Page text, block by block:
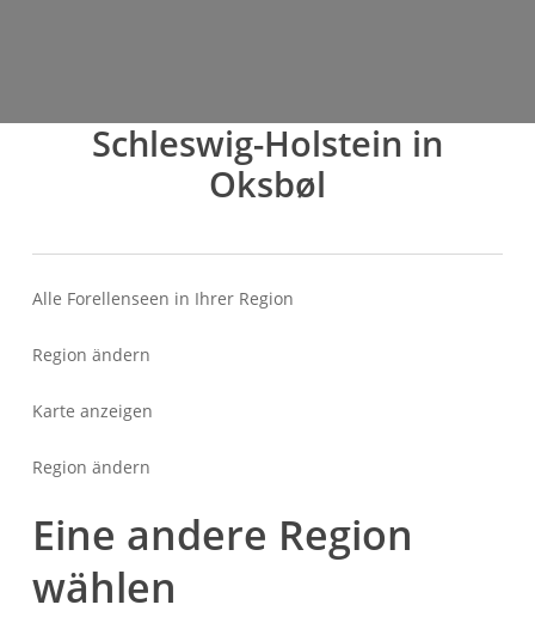
Schleswig-Holstein in
Oksbøl
Alle Forellenseen in Ihrer Region
Region ändern
Karte anzeigen
Region ändern
Eine andere Region
wählen